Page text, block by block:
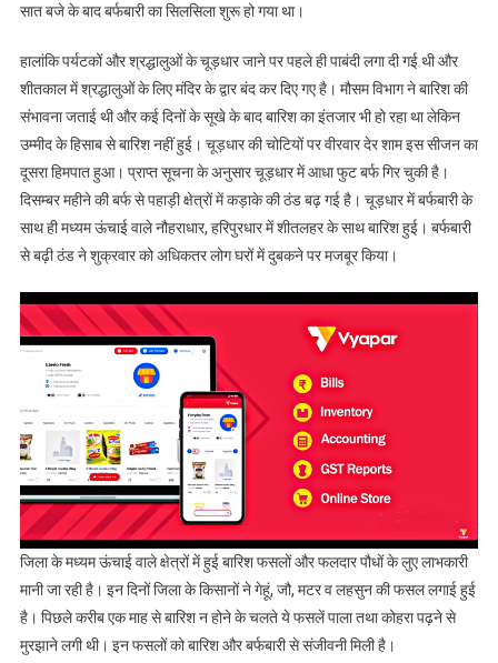
सात बजे के बाद बर्फबारी का सिलसिला शुरू हो गया था।
हालांकि पर्यटकों और श्रद्धालुओं के चूड़धार जाने पर पहले ही पाबंदी लगा दी गई थी और
शीतकाल में श्रद्धालुओं के लिए मंदिर के द्वार बंद कर दिए गए है। मौसम विभाग ने बारिश की
संभावना जताई थी और कई दिनों के सूखे के बाद बारिश का इंतजार भी हो रहा था लेकिन
उम्मीद के हिसाब से बारिश नहीं हुई। चूड़धार की चोटियों पर वीरवार देर शाम इस सीजन का
दूसरा हिमपात हुआ। प्राप्त सूचना के अनुसार चूड़धार में आधा फुट बर्फ गिर चुकी है।
दिसम्बर महीने की बर्फ से पहाड़ी क्षेत्रों में कड़ाके की ठंड बढ़ गई है। चूड़धार में बर्फबारी के
साथ ही मध्यम ऊंचाई वाले नौहराधार, हरिपुरधार में शीतलहर के साथ बारिश हुई। बर्फबारी
से बढ़ी ठंड ने शुक्रवार को अधिकतर लोग घरों में दुबकने पर मजबूर किया।
जिला के मध्यम ऊंचाई वाले क्षेत्रों में हुई बारिश फसलों और फलदार पौधों के लुए लाभकारी
मानी जा रही है। इन दिनों जिला के किसानों ने गेहूं, जौ, मटर व लहसुन की फसल लगाई हुई
है। पिछले करीब एक माह से बारिश न होने के चलते ये फसलें पाला तथा कोहरा पढ़ने से
मुरझाने लगी थी। इन फसलों को बारिश और बर्फबारी से संजीवनी मिली है।